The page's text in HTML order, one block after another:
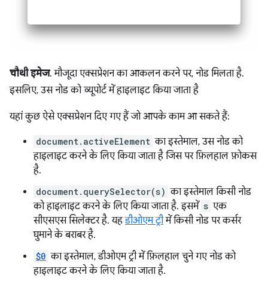
चौथी इमेज. मौजूदा एक्सप्रेशन का आकलन करने पर, नोड मिलता है.
इसलिए, उस नोड को व्यूपोर्ट में हाइलाइट किया जाता है
यहां कुछ ऐसे एक्सप्रेशन दिए गए हैं जो आपके काम आ सकते हैं:
document.activeElement का इस्तेमाल, उस नोड को
हाइलाइट करने के लिए किया जाता है जिस पर फ़िलहाल फ़ोकस
है.
document.querySelector(s) का इस्तेमाल किसी नोड
को हाइलाइट करने के लिए किया जाता है. इसमें s एक
सीएसएस सिलेक्टर है. यहडीओएम ट्रीमें किसी नोड पर कर्सर
घुमाने के बराबर है.
$0 का इस्तेमाल, डीओएम ट्री में फ़िलहाल चुने गए नोड को
हाइलाइट करने के लिए किया जाता है.